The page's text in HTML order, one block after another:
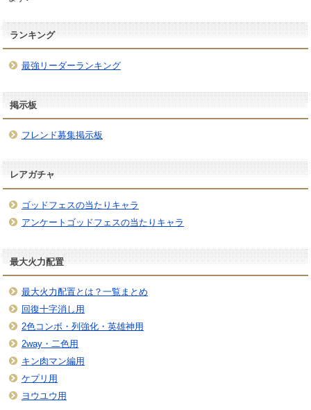
ランキング
最強リーダーランキング
掲示板
フレンド募集掲示板
レアガチャ
ゴッドフェスの当たりキャラ
アンケートゴッドフェスの当たりキャラ
最大火力配置
最大火力配置とは？一覧まとめ
回復十字消し用
2色コンボ・列強化・英雄神用
2way・二色用
キン肉マン編用
ケプリ用
ヨウユウ用